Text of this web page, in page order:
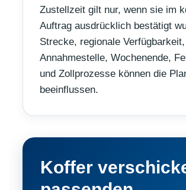
Zustellzeit gilt nur, wenn sie im
Auftrag ausdrücklich bestätigt
Strecke, regionale Verfügbarkeit,
Annahmestelle, Wochenende,
und Zollprozesse können die
beeinflussen.
Koffer